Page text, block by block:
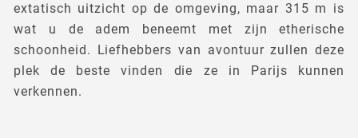
extatisch uitzicht op de omgeving, maar 315 m is
wat u de adem beneemt met zijn etherische
schoonheid. Liefhebbers van avontuur zullen deze
plek de beste vinden die ze in Parijs kunnen
verkennen.